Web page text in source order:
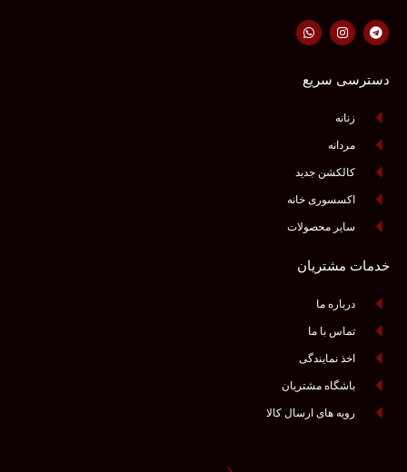
دسترسی سریع
زنانه
مردانه
کالکشن جدید
اکسسوری خانه
سایر محصولات
خدمات مشتریان
درباره ما
تماس با ما
اخذ نمایندگی
باشگاه مشتریان
رویه های ارسال کالا